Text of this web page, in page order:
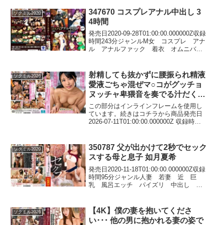
通いつめたクラブの女...
ソクミル2020
347670 コスプレアナル中出し 3
4時間
発売日2020-09-28T01:00:00.000000Z収録
時間243分ジャンルM女 コスプレ アナ
ル アナルファック 着衣 オムニバ
TMA レーベルTMA 品番3...
ソクミル2026
射精しても抜かずに腰振られ精液
愛液ごちゃ混ぜマ○コがグッチョ
ヌッチャ卑猥音を奏でる汁だく杭
打ちピストンで搾精されまくり抜
かずの生中出し16連発【射精前～
中～後ずっと至近距離で見つめ合
この部分はインラインフレームを使用し
ています。続きはコチラから商品発売日
2026-07-11T01:00:00.000000Z 収録時間
ベルアリスJAPAN...
ソクミル2020
350787 父が出かけて2秒でセック
スする母と息子 如月夏希
発売日2020-11-18T01:00:00.000000Z収録
時間95分ジャンル人妻 若妻 近 巨
乳 風呂エッチ パイズリ 中出し
月夏希 監督北野マジメ メーカ...
ソクミル2026
【4K】僕の妻を抱いてくださ
い･･･ 他の男に抱かれる妻の姿で